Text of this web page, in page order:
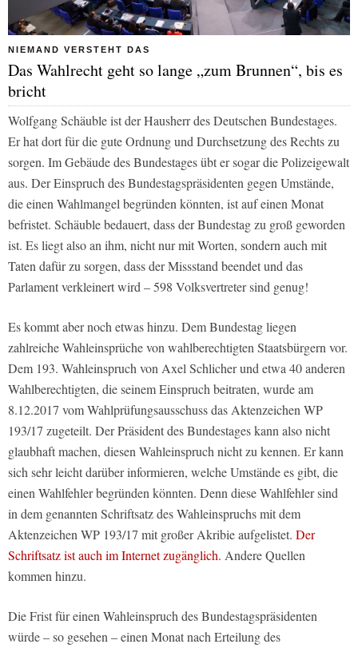
NIEMAND VERSTEHT DAS
Das Wahlrecht geht so lange „zum Brunnen“, bis es
bricht
Wolfgang Schäuble ist der Hausherr des Deutschen Bundestages.
Er hat dort für die gute Ordnung und Durchsetzung des Rechts zu
sorgen. Im Gebäude des Bundestages übt er sogar die Polizeigewalt
aus. Der Einspruch des Bundestagspräsidenten gegen Umstände,
die einen Wahlmangel begründen könnten, ist auf einen Monat
befristet. Schäuble bedauert, dass der Bundestag zu groß geworden
ist. Es liegt also an ihm, nicht nur mit Worten, sondern auch mit
Taten dafür zu sorgen, dass der Missstand beendet und das
Parlament verkleinert wird – 598 Volksvertreter sind genug!
Es kommt aber noch etwas hinzu. Dem Bundestag liegen
zahlreiche Wahleinsprüche von wahlberechtigten Staatsbürgern vor.
Dem 193. Wahleinspruch von Axel Schlicher und etwa 40 anderen
Wahlberechtigten, die seinem Einspruch beitraten, wurde am
8.12.2017 vom Wahlprüfungsausschuss das Aktenzeichen WP
193/17 zugeteilt. Der Präsident des Bundestages kann also nicht
glaubhaft machen, diesen Wahleinspruch nicht zu kennen. Er kann
sich sehr leicht darüber informieren, welche Umstände es gibt, die
einen Wahlfehler begründen könnten. Denn diese Wahlfehler sind
in dem genannten Schriftsatz des Wahleinspruchs mit dem
Aktenzeichen WP 193/17 mit großer Akribie aufgelistet. Der
Schriftsatz ist auch im Internet zugänglich. Andere Quellen
kommen hinzu.
Die Frist für einen Wahleinspruch des Bundestagspräsidenten
würde – so gesehen – einen Monat nach Erteilung des